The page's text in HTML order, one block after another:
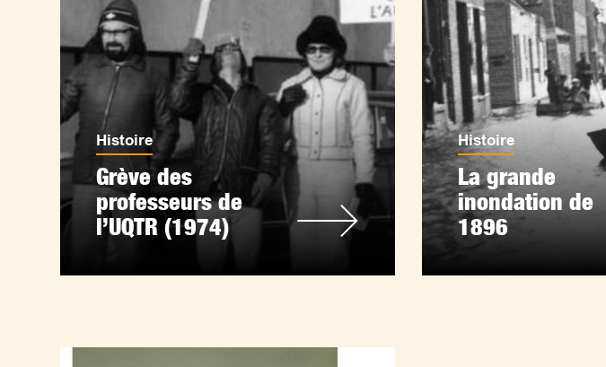
Histoire
Grève des
professeurs de
l’UQTR (1974)
Histoire
La grande
inondation de
1896